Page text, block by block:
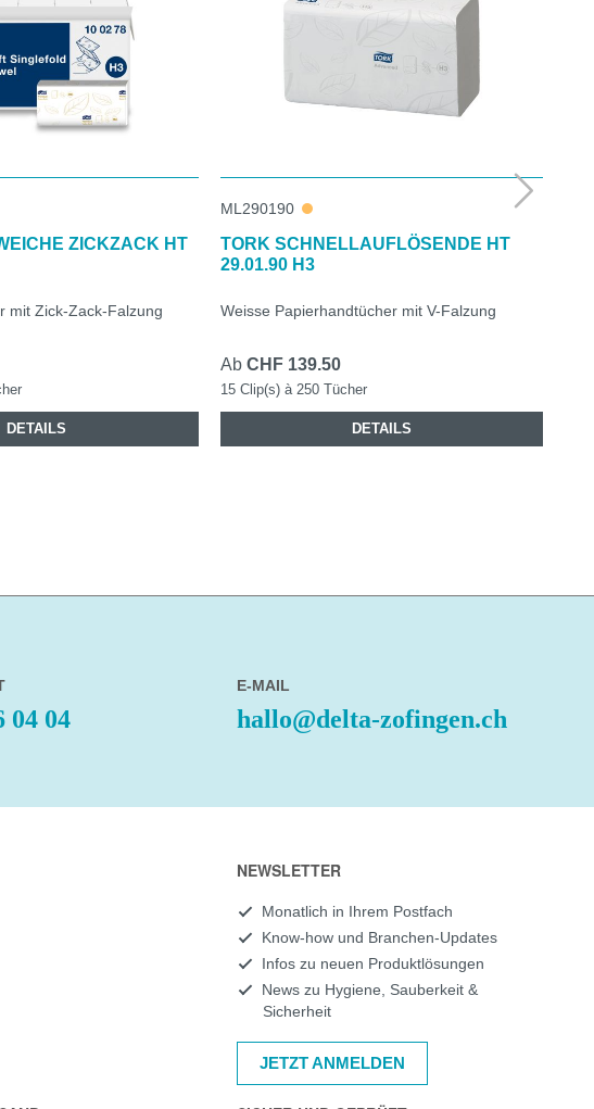
ZICKZACK HT
mit Zick-Zack-Falzung
DETAILS
ML290190
TORK SCHNELLAUFLÖSENDE HT
29.01.90 H3
Weisse Papierhandtücher mit V-Falzung
Ab CHF 139.50
15 Clip(s) à 250 Tücher
DETAILS
04 04
E-MAIL
hallo@delta-zofingen.ch
NEWSLETTER
Monatlich in Ihrem Postfach
Know-how und Branchen-Updates
Infos zu neuen Produktlösungen
News zu Hygiene, Sauberkeit &
Sicherheit
JETZT ANMELDEN